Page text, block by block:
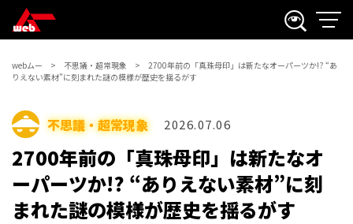
webムー 不思議・超常現象
2700年前の「真珠母印」は新たなオーパーツか!? “あ
りえない素材”に刻まれた謎の模様が歴史を揺るがす
不思議・超常現象 2026.07.06
2700年前の「真珠母印」は新たなオ
ーパーツか!? “ありえない素材”に刻
まれた謎の模様が歴史を揺るがす